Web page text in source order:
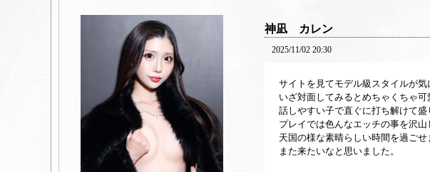
神凪 カレン
2025/11/02 20:30
サイトを見てモデル級スタイルが気
いざ対面してみるとめちゃくちゃ可
話しやすい子で直ぐに打ち解けて盛
プレイでは色んなエッチの事を沢山
天国の様な素晴らしい時間を過ごせ
また来たいなと思いました。